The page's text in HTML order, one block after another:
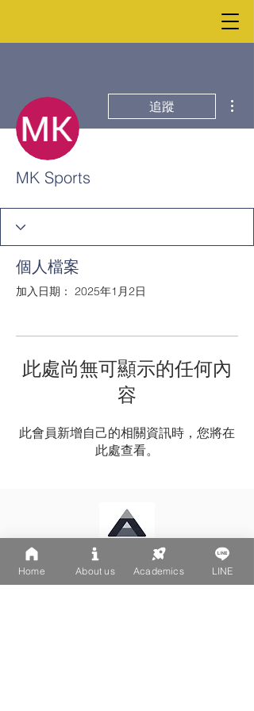
追蹤
MK Sports
個人檔案
加入日期： 2025年1月2日
此處尚無可顯示的任何內
容
此會員新增自己的相關資訊時，您將在
此處查看。
LINE: @502fvguc
Home About us Academics LINE